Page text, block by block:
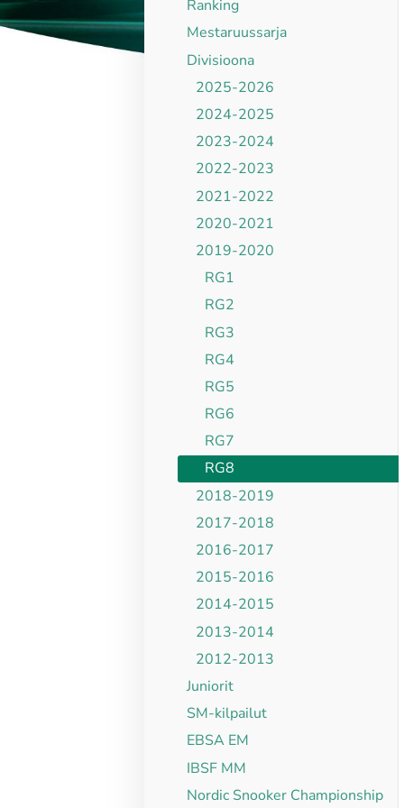
Ranking
Mestaruussarja
Divisioona
2025-2026
2024-2025
2023-2024
2022-2023
2021-2022
2020-2021
2019-2020
RG1
RG2
RG3
RG4
RG5
RG6
RG7
RG8
2018-2019
2017-2018
2016-2017
2015-2016
2014-2015
2013-2014
2012-2013
Juniorit
SM-kilpailut
EBSA EM
IBSF MM
Nordic Snooker Championship